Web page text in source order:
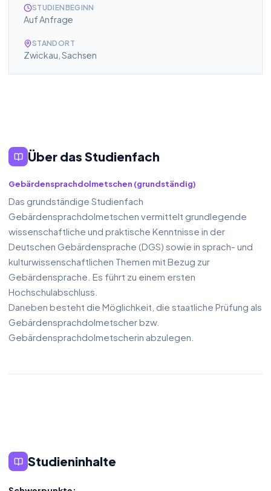
STUDIENBEGINN
Auf Anfrage
STANDORT
Zwickau , Sachsen
Über das Studienfach
Gebärdensprachdolmetschen (grundständig)
Das grundständige Studienfach
Gebärdensprachdolmetschen vermittelt grundlegende
wissenschaftliche und praktische Kenntnisse in der
Deutschen Gebärdensprache (DGS) sowie in sprach- und
kulturwissenschaftlichen Themen mit Bezug zur
Gebärdensprache. Es führt zu einem ersten
Hochschulabschluss.
Daneben besteht die Möglichkeit, die staatliche Prüfung als
Gebärdensprachdolmetscher bzw.
Gebärdensprachdolmetscherin abzulegen.
Studieninhalte